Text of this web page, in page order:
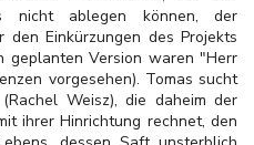
nicht ablegen können, der
Einkürzungen des Projekts
Version waren "Herr
vorgesehen). Tomas sucht
Weisz), die daheim der
ihrer Hinrichtung rechnet, den